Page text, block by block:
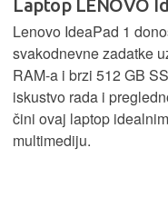
Laptop LENOVO
Lenovo IdeaPad 1
svakodnevne zadatke
RAM-a i brzi 512 GB
iskustvo rada i
čini ovaj laptop
multimediju.